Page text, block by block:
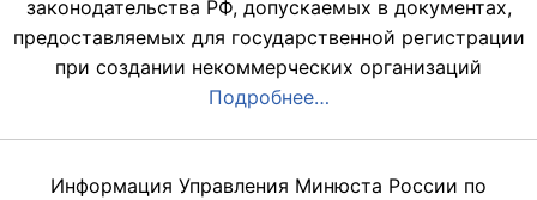
законодательства РФ, допускаемых в документах,
предоставляемых для государственной регистрации
при создании некоммерческих организаций
Подробнее…
Информация Управления Минюста России по